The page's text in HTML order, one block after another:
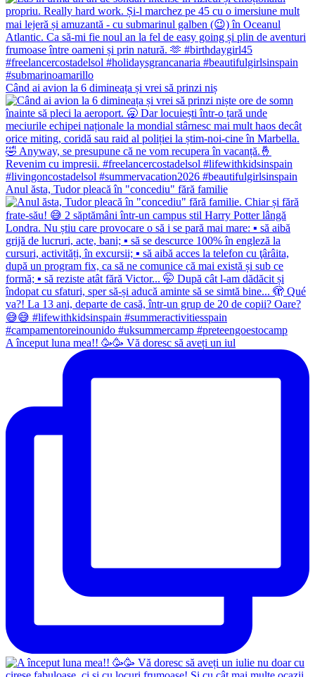
Când ai avion la 6 dimineața și vrei să prinzi niș
Anul ăsta, Tudor pleacă în "concediu" fără familie
A început luna mea!! 🥳🥳 Vă doresc să aveți un iul